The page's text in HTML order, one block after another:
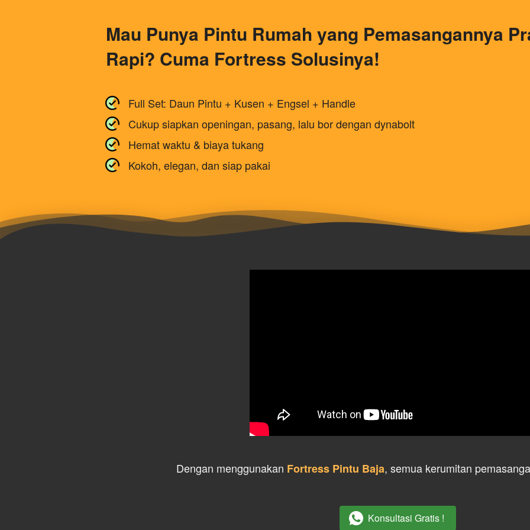
Mau Punya Pintu Rumah yang Pemasangannya
Rapi? Cuma Fortress Solusinya!
Full Set: Daun Pintu + Kusen + Engsel + Handle
Cukup siapkan openingan, pasang, lalu bor dengan dynabolt
Hemat waktu & biaya tukang
Kokoh, elegan, dan siap pakai
Dengan menggunakan Fortress Pintu Baja, semua kerumitan
` Konsultasi Gratis !